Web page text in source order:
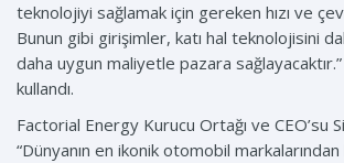
teknolojiyi sağlamak için gereken hızı ve
Bunun gibi girişimler, katı hal teknolojisini
daha uygun maliyetle pazara
kullandı.
Factorial Energy Kurucu Ortağı ve CEO’su
“Dünyanın en ikonik otomobil markalarından